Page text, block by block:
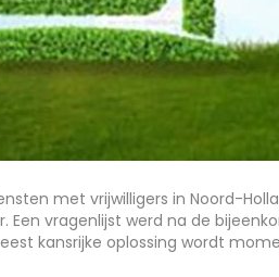
met vrijwilligers in Noord-
Een vragenlijst werd na de
kansrijke oplossing wordt